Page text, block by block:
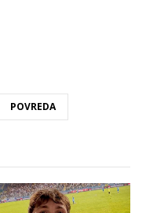
POVREDA